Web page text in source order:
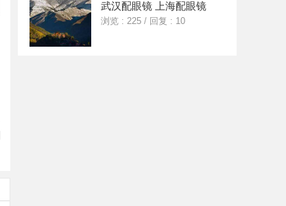
武汉配眼镜 上海配眼镜
浏览 : 225 / 回复 : 10